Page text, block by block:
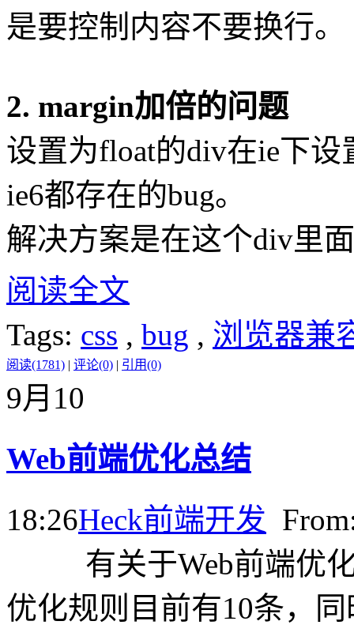
是要控制内容不要换行。
2. margin加倍的问题
设置为float的div在ie下
ie6都存在的bug。
解决方案是在这个div里
阅读全文
Tags: css , bug , 浏览器兼
阅读(1781) | 评论(0) | 引用(0)
9月 10
Web前端优化总结
18:26Heck前端开发
有关于Web前端优化
优化规则目前有10条，